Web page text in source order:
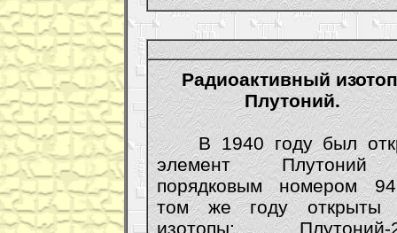
Радиоактивный
Плутоний.
В 1940 году был
элемент
порядковым номером
том же году открыты
изотопы: Плутоний-